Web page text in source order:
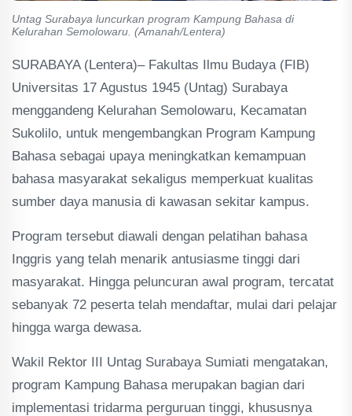
Untag Surabaya luncurkan program Kampung Bahasa di
Kelurahan Semolowaru. (Amanah/Lentera)
SURABAYA (Lentera)– Fakultas Ilmu Budaya (FIB)
Universitas 17 Agustus 1945 (Untag) Surabaya
menggandeng Kelurahan Semolowaru, Kecamatan
Sukolilo, untuk mengembangkan Program Kampung
Bahasa sebagai upaya meningkatkan kemampuan
bahasa masyarakat sekaligus memperkuat kualitas
sumber daya manusia di kawasan sekitar kampus.
Program tersebut diawali dengan pelatihan bahasa
Inggris yang telah menarik antusiasme tinggi dari
masyarakat. Hingga peluncuran awal program, tercatat
sebanyak 72 peserta telah mendaftar, mulai dari pelajar
hingga warga dewasa.
Wakil Rektor III Untag Surabaya Sumiati mengatakan,
program Kampung Bahasa merupakan bagian dari
implementasi tridarma perguruan tinggi, khususnya